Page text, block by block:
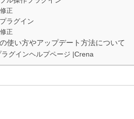
正
ラグイン
正
使い方やアップデート方法について
グインヘルプページ |Crena